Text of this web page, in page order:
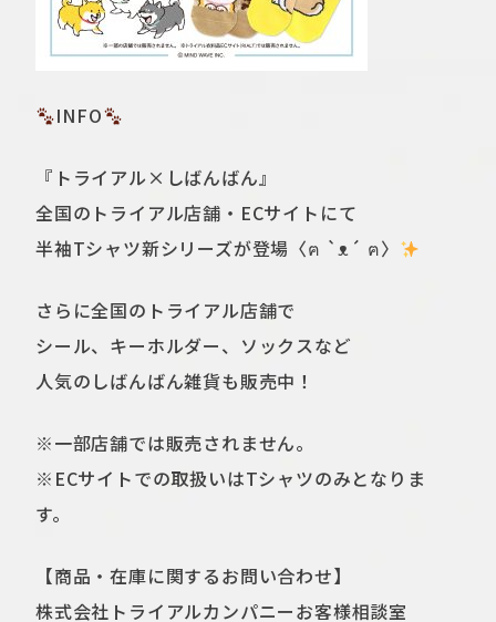
INFO
『トライアル×しばんばん』
全国のトライアル店舗・ECサイトにて
半袖Tシャツ新シリーズが登場〈ฅ `ᴥ´ ฅ〉
さらに全国のトライアル店舗で
シール、キーホルダー、ソックスなど
人気のしばんばん雑貨も販売中！
※一部店舗では販売されません。
※ECサイトでの取扱いはTシャツのみとなりま
す。
【商品・在庫に関するお問い合わせ】
株式会社トライアルカンパニーお客様相談室